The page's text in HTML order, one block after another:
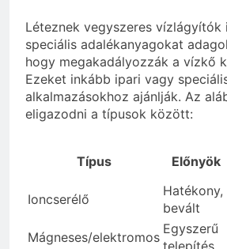
Léteznek vegyszeres vízlágyítók
speciális adalékanyagokat
hogy megakadályozzák a vízkő
Ezeket inkább ipari vagy
alkalmazásokhoz ajánlják. Az
eligazodni a típusok között:
Típus Előnyök
Ioncserélő
Hatékony,
bevált
Mágneses/elektromos
Egyszerű